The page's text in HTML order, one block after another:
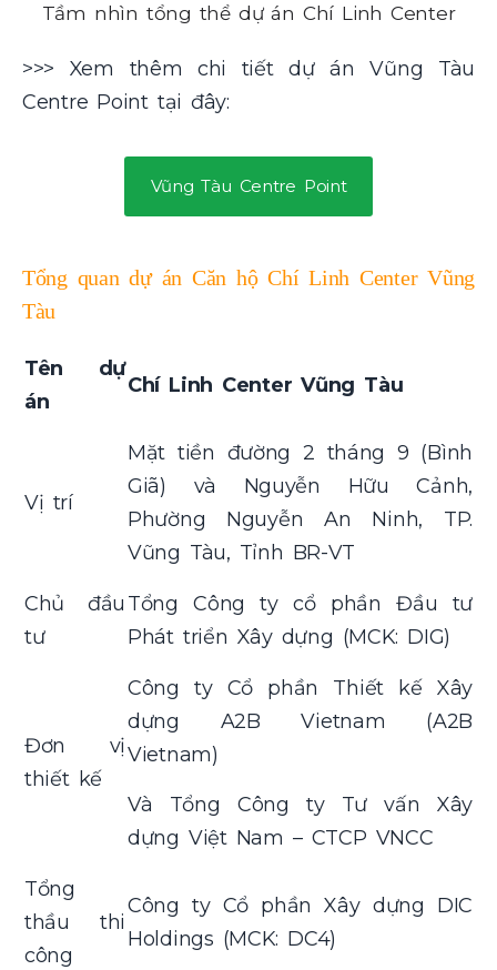
Tầm nhìn tổng thể dự án Chí Linh Center
>>> Xem thêm chi tiết dự án Vũng Tàu
Centre Point tại đây:
Vũng Tàu Centre Point
Tổng quan dự án Căn hộ Chí Linh Center Vũng
Tàu
Tên dự
án
Chí Linh Center Vũng Tàu
Vị trí
Mặt tiền đường 2 tháng 9 (Bình
Giã) và Nguyễn Hữu Cảnh,
Phường Nguyễn An Ninh, TP.
Vũng Tàu, Tỉnh BR-VT
Chủ đầu
tư
Tổng Công ty cổ phần Đầu tư
Phát triển Xây dựng (MCK: DIG)
Đơn vị
thiết kế
Công ty Cổ phần Thiết kế Xây
dựng A2B Vietnam (A2B
Vietnam)
Và Tổng Công ty Tư vấn Xây
dựng Việt Nam – CTCP VNCC
Tổng
thầu thi
công
Công ty Cổ phần Xây dựng DIC
Holdings (MCK: DC4)